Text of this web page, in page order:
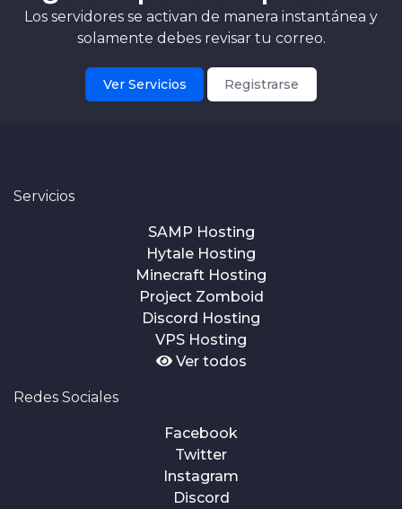
Los servidores se activan de manera instantánea y
solamente debes revisar tu correo.
Ver Servicios Registrarse
Servicios
SAMP Hosting
Hytale Hosting
Minecraft Hosting
Project Zomboid
Discord Hosting
VPS Hosting
Ver todos
Redes Sociales
Facebook
Twitter
Instagram
Discord